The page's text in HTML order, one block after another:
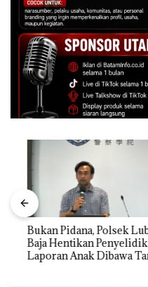
Bukan Pidana, Polsek Lubuk
Baja Hentikan Penyelidikan
Laporan Anak Dibawa Tanpa